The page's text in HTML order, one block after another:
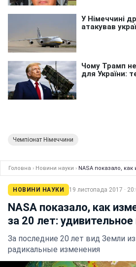
Чемпіонат Німеччини
Головна › Новини науки › NASA показало,
НОВИНИ НАУКИ 19 листопада 2017 ·
NASA показало, как
за 20 лет:
За последние 20 лет вид Земли
радикальные изменения